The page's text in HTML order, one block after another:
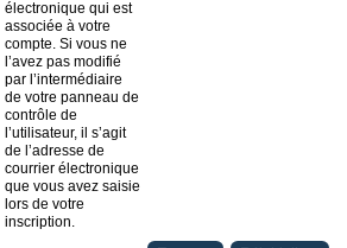
électronique qui est
associée à votre
compte. Si vous ne
l’avez pas modifié
par l’intermédiaire
de votre panneau de
contrôle de
l’utilisateur, il s’agit
de l’adresse de
courrier électronique
que vous avez saisie
lors de votre
inscription.